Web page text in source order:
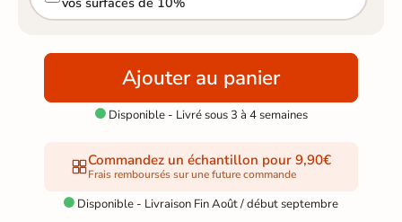
Ajouter au panier
Disponible - Livré sous 3 à 4 semaines
Commandez un échantillon pour 9,90€
Frais remboursés sur une future commande
 Disponible - Livraison Fin Août / début septembre